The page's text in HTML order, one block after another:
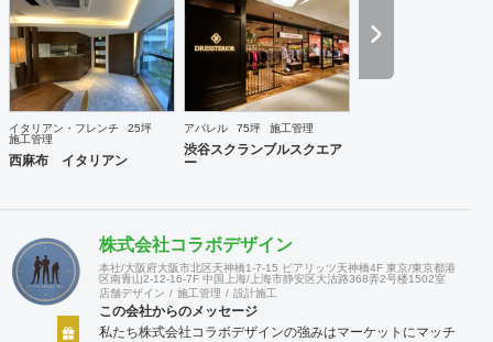
イタリアン・フレンチ
25坪
施工管理
西麻布 イタリアン
アパレル 75坪 施工管理
渋谷スクランブルスクエア
ー
株式会社コラボデザイン
本社/大阪府大阪市北区天神橋1-7-15 ビアリッツ天神橋4F 東京/東京都港
区南青山2-12-16-7F 中国上海/上海市静安区大沽路368弄2号楼1502室
店舗デザイン
施工管理 設計施工
この会社からのメッセージ
私たち株式会社コラボデザインの強みはマーケットにマッチ